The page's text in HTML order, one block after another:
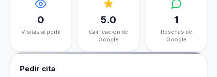
0
Visitas al perfil
5.0
Calificación de
Google
1
Reseñas de
Google
Pedir cita